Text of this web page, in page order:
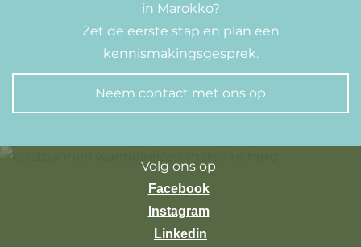
in Marokko?
Zet de eerste stap en plan een
kennismakingsgesprek.
Neem contact met ons op
Volg ons op
Facebook
Instagram
Linkedin